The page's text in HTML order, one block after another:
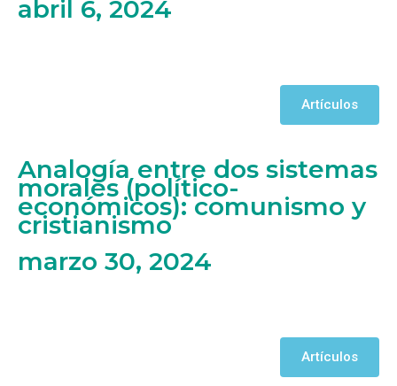
abril 6, 2024
Artículos
Analogía entre dos sistemas
morales (político-
económicos): comunismo y
cristianismo
marzo 30, 2024
Artículos